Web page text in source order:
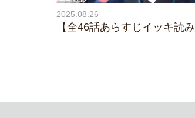
2025.08.26
【全46話あらすじイッキ読
マ『火の女神 ジョンイ』
9月11日（木）朝8時放送ス